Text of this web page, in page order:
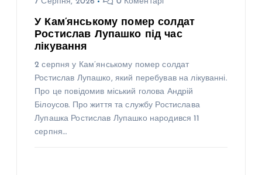
У Кам’янському помер солдат
Ростислав Лупашко під час
лікування
2 серпня у Кам’янському помер солдат
Ростислав Лупашко, який перебував на лікуванні.
Про це повідомив міський голова Андрій
Білоусов. Про життя та службу Ростислава
Лупашка Ростислав Лупашко народився 11
серпня…